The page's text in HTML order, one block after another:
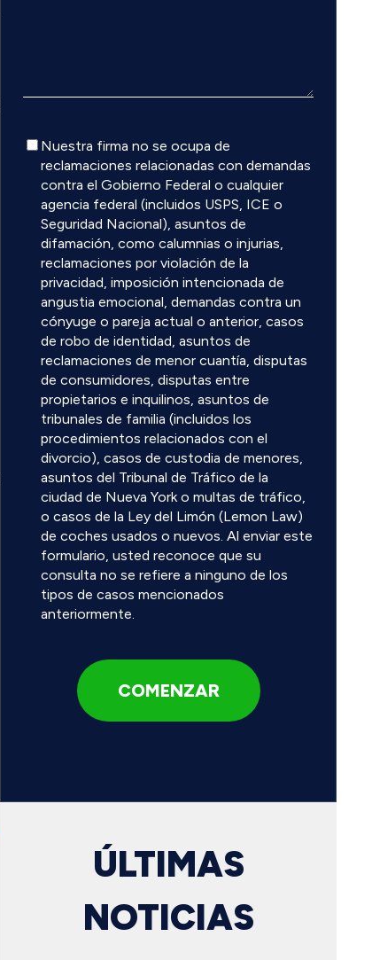
Descargo
responsabilidad
Nuestra firma no se ocupa de
reclamaciones relacionadas con demandas
contra el Gobierno Federal o cualquier
agencia federal (incluidos USPS, ICE o
Seguridad Nacional), asuntos de
difamación, como calumnias o injurias,
reclamaciones por violación de la
privacidad, imposición intencionada de
angustia emocional, demandas contra un
cónyuge o pareja actual o anterior, casos
de robo de identidad, asuntos de
reclamaciones de menor cuantía, disputas
de consumidores, disputas entre
propietarios e inquilinos, asuntos de
tribunales de familia (incluidos los
procedimientos relacionados con el
divorcio), casos de custodia de menores,
asuntos del Tribunal de Tráfico de la
ciudad de Nueva York o multas de tráfico,
o casos de la Ley del Limón (Lemon Law)
de coches usados o nuevos. Al enviar este
formulario, usted reconoce que su
consulta no se refiere a ninguno de los
tipos de casos mencionados
anteriormente.
ÚLTIMAS
NOTICIAS